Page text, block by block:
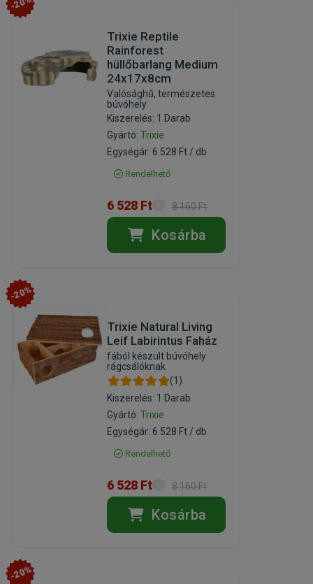
Trixie Reptile
Rainforest
hüllőbarlang Medium
24x17x8cm
Valósághű, természetes
búvóhely
Kiszerelés: 1 Darab
Gyártó:Trixie
Egységár: 6 528 Ft / db
Rendelhető
6 528 Ft 8 160 Ft
Kosárba
-20%
Trixie Natural Living
Leif Labirintus Faház
fából készült búvóhely
rágcsálóknak
(1)
Kiszerelés: 1 Darab
Gyártó:Trixie
Egységár: 6 528 Ft / db
Rendelhető
6 528 Ft 8 160 Ft
Kosárba
-20%